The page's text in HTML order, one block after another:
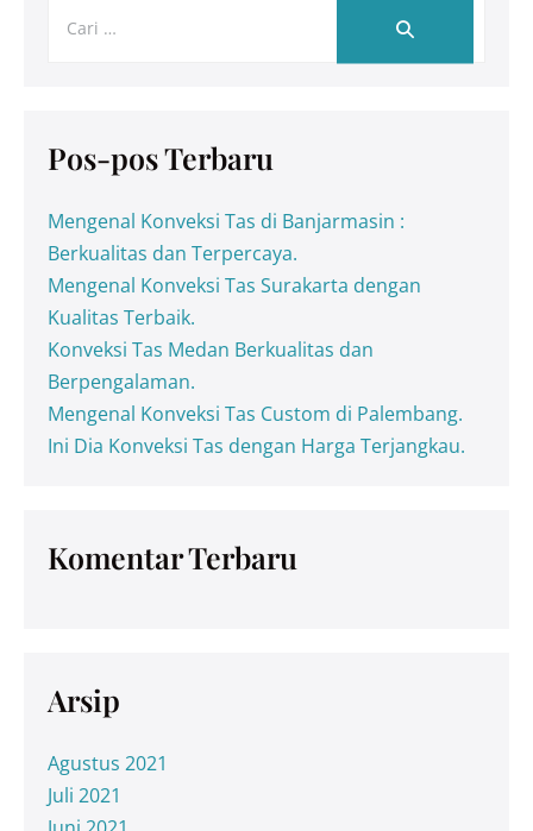
Pos-pos Terbaru
Mengenal Konveksi Tas di Banjarmasin :
Berkualitas dan Terpercaya.
Mengenal Konveksi Tas Surakarta dengan
Kualitas Terbaik.
Konveksi Tas Medan Berkualitas dan
Berpengalaman.
Mengenal Konveksi Tas Custom di Palembang.
Ini Dia Konveksi Tas dengan Harga Terjangkau.
Komentar Terbaru
Arsip
Agustus 2021
Juli 2021